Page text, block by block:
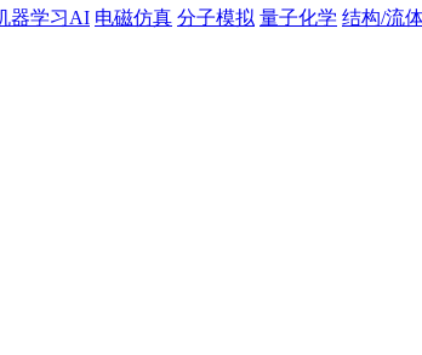
器学习AI 电磁仿真 分子模拟 量子化学 结构/流